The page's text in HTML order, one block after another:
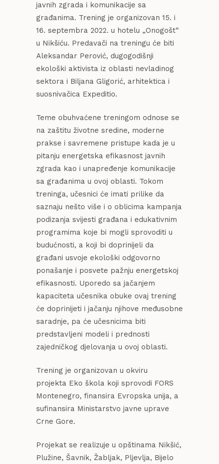
javnih zgrada i komunikacije sa
građanima. Trening je organizovan 15. i
16. septembra 2022. u hotelu „Onogošt“
u Nikšiću. Predavači na treningu će biti
Aleksandar Perović, dugogodišnji
ekološki aktivista iz oblasti nevladinog
sektora i Biljana Gligorić, arhitektica i
suosnivačica Expeditio.
Teme obuhvaćene treningom odnose se
na zaštitu životne sredine, moderne
prakse i savremene pristupe kada je u
pitanju energetska efikasnost javnih
zgrada kao i unapređenje komunikacije
sa građanima u ovoj oblasti. Tokom
treninga, učesnici će imati prilike da
saznaju nešto više i o oblicima kampanja
podizanja svijesti građana i edukativnim
programima koje bi mogli sprovoditi u
budućnosti, a koji bi doprinijeli da
građani usvoje ekološki odgovorno
ponašanje i posvete pažnju energetskoj
efikasnosti. Uporedo sa jačanjem
kapaciteta učesnika obuke ovaj trening
će doprinijeti i jačanju njihove međusobne
saradnje, pa će učesnicima biti
predstavljeni modeli i prednosti
zajedničkog djelovanja u ovoj oblasti.
Trening je organizovan u okviru
projekta Eko škola koji sprovodi FORS
Montenegro, finansira Evropska unija, a
sufinansira Ministarstvo javne uprave
Crne Gore.
Projekat se realizuje u opštinama Nikšić,
Plužine, Šavnik, Žabljak, Pljevlja, Bijelo